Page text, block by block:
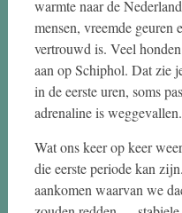
warmte naar de
mensen, vreemde geuren
vertrouwd is. Veel
aan op Schiphol. Dat zie
in de eerste uren, soms
adrenaline is weggevallen.
Wat ons keer op keer
die eerste periode kan
aankomen waarvan we